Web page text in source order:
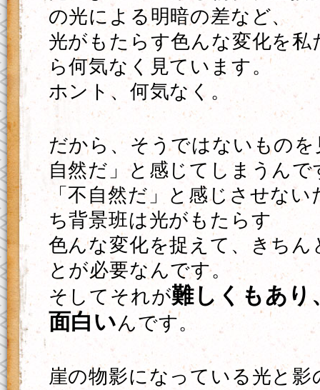
の光による明暗の差など、
光がもたらす色んな変化を私
ら何気なく見ています。
ホント、何気なく。
だから、そうではないもの
自然だ」と感じてしまうんで
「不自然だ」と感じさせない
ち背景班は光がもたらす
色んな変化を捉えて、きちん
とが必要なんです。
そしてそれが難しくもあり
面白いんです。
崖の物影になっている光と影